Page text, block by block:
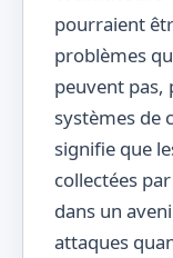
pourraient
problèmes
peuvent pas,
systèmes de
signifie que
collectées
dans un
attaques